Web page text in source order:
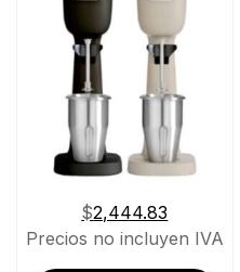
$2,444.83
Precios no incluyen IVA